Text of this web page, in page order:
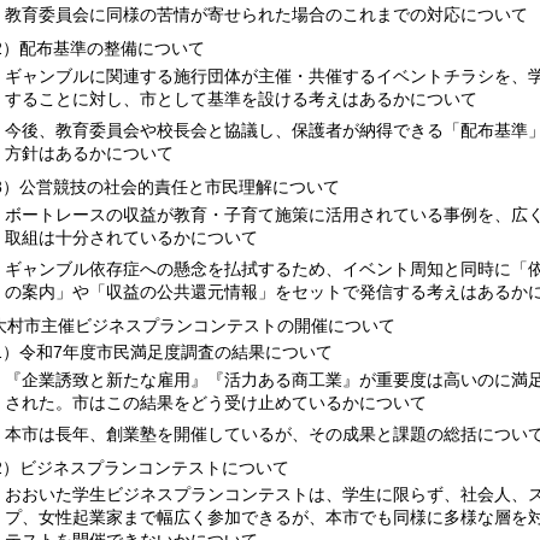
教育委員会に同様の苦情が寄せられた場合のこれまでの対応について
）配布基準の整備について
ギャンブルに関連する施行団体が主催・共催するイベントチラシを、
することに対し、市として基準を設ける考えはあるかについて
今後、教育委員会や校長会と協議し、保護者が納得できる「配布基準
方針はあるかについて
）公営競技の社会的責任と市民理解について
ボートレースの収益が教育・子育て施策に活用されている事例を、広
取組は十分されているかについて
ギャンブル依存症への懸念を払拭するため、イベント周知と同時に「
の案内」や「収益の公共還元情報」をセットで発信する考えはあるか
村市主催ビジネスプランコンテストの開催について
）令和7年度市民満足度調査の結果について
『企業誘致と新たな雇用』『活力ある商工業』が重要度は高いのに満
された。市はこの結果をどう受け止めているかについて
本市は長年、創業塾を開催しているが、その成果と課題の総括につい
）ビジネスプランコンテストについて
おおいた学生ビジネスプランコンテストは、学生に限らず、社会人、
プ、女性起業家まで幅広く参加できるが、本市でも同様に多様な層を